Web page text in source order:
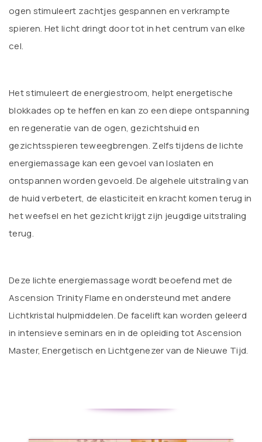
ogen stimuleert zachtjes gespannen en verkrampte
spieren. Het licht dringt door tot in het centrum van elke
cel.
Het stimuleert de energiestroom, helpt energetische
blokkades op te heffen en kan zo een diepe ontspanning
en regeneratie van de ogen, gezichtshuid en
gezichtsspieren teweegbrengen. Zelfs tijdens de lichte
energiemassage kan een gevoel van loslaten en
ontspannen worden gevoeld. De algehele uitstraling van
de huid verbetert, de elasticiteit en kracht komen terug in
het weefsel en het gezicht krijgt zijn jeugdige uitstraling
terug.
Deze lichte energiemassage wordt beoefend met de
Ascension Trinity Flame en ondersteund met andere
Lichtkristal hulpmiddelen. De facelift kan worden geleerd
in intensieve seminars en in de opleiding tot Ascension
Master, Energetisch en Lichtgenezer van de Nieuwe Tijd.